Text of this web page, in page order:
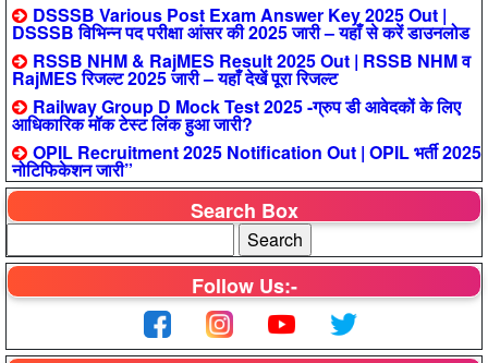
DSSSB Various Post Exam Answer Key 2025 Out |
DSSSB विभिन्न पद परीक्षा आंसर की 2025 जारी – यहाँ से करें डाउनलोड
RSSB NHM & RajMES Result 2025 Out | RSSB NHM व
RajMES रिजल्ट 2025 जारी – यहाँ देखें पूरा रिजल्ट
Railway Group D Mock Test 2025 -ग्रुप डी आवेदकों के लिए
आधिकारिक मॉक टेस्ट लिंक हुआ जारी?
OPIL Recruitment 2025 Notification Out | OPIL भर्ती 2025
नोटिफिकेशन जारी”
Search Box
Follow Us:-